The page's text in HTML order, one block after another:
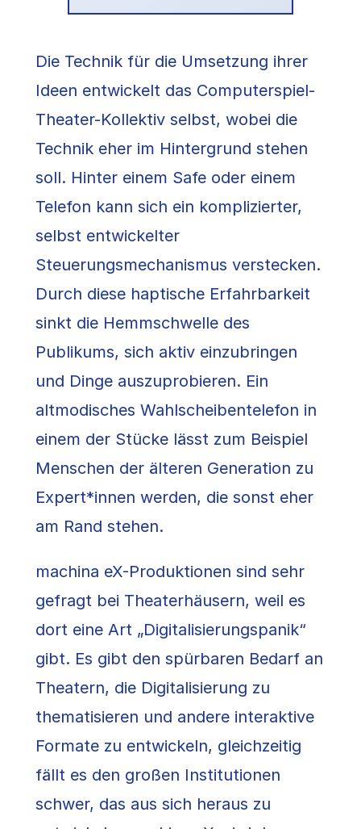
Die Technik für die Umsetzung ihrer
Ideen entwickelt das Computerspiel-
Theater-Kollektiv selbst, wobei die
Technik eher im Hintergrund stehen
soll. Hinter einem Safe oder einem
Telefon kann sich ein komplizierter,
selbst entwickelter
Steuerungsmechanismus verstecken.
Durch diese haptische Erfahrbarkeit
sinkt die Hemmschwelle des
Publikums, sich aktiv einzubringen
und Dinge auszuprobieren. Ein
altmodisches Wahlscheibentelefon in
einem der Stücke lässt zum Beispiel
Menschen der älteren Generation zu
Expert*innen werden, die sonst eher
am Rand stehen.
machina eX-Produktionen sind sehr
gefragt bei Theaterhäusern, weil es
dort eine Art „Digitalisierungspanik“
gibt. Es gibt den spürbaren Bedarf an
Theatern, die Digitalisierung zu
thematisieren und andere interaktive
Formate zu entwickeln, gleichzeitig
fällt es den großen Institutionen
schwer, das aus sich heraus zu